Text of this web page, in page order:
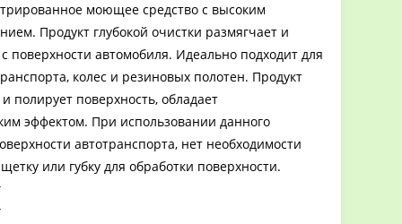
моющее средство с высоким
Продукт глубокой очистки размягчает и
с поверхности автомобиля. Идеально подходит для
колес и резиновых полотен. Продукт
полирует поверхность, обладает
эффектом. При использовании данного
автотранспорта, нет необходимости
или губку для обработки поверхности.